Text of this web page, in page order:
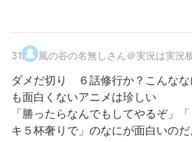
31. 風の谷の名無しさん＠実況は実況
ダメだ切り ６話修行か？こんなな
も面白くないアニメは珍しい
「勝ったらなんでもしてやるぞ」
キ５杯奢りで」のなにが面白いのだ